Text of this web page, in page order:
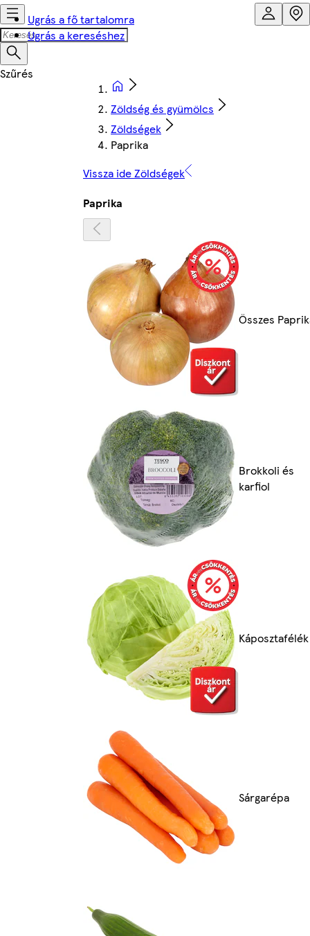
Ugrás a fő tartalomra
Ugrás a kereséshez
Zöldség és gyümölcs
Zöldségek
Paprika
Vissza ide Zöldségek
Paprika
Összes
Brokkoli és
karfiol
Káposztafélék
Sárgarépa